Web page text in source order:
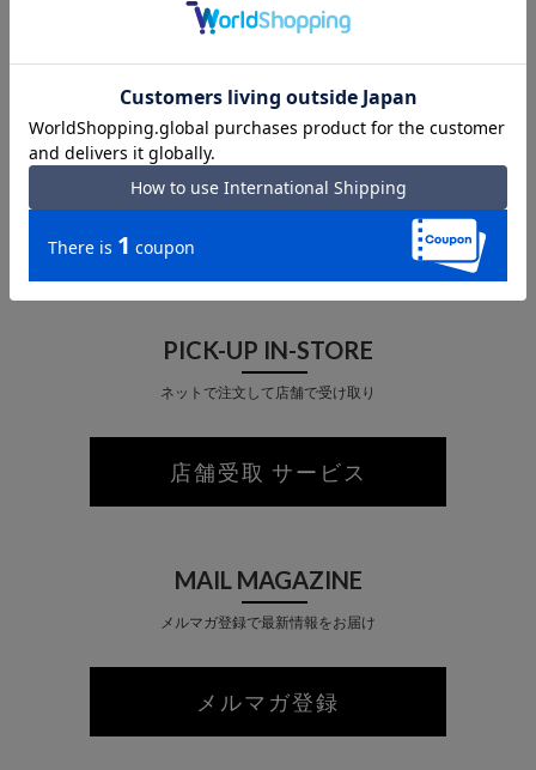
あなたが最近見た商品
PICK-UP IN-STORE
ネットで注文して店舗で受け取り
店舗受取 サービス
MAIL MAGAZINE
メルマガ登録で最新情報をお届け
メルマガ登録